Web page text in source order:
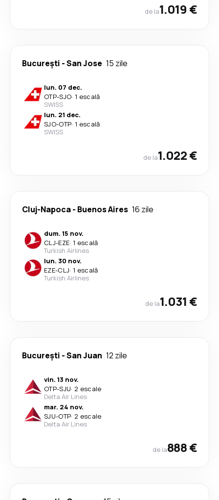
de la1.019 €
București -San Jose 15 zile
lun. 07 dec.
OTP-SJO· 1 escală
SWISS
lun. 21 dec.
SJO-OTP· 1 escală
SWISS
de la1.022 €
Cluj-Napoca- Buenos Aires 16 zile
dum. 15 nov.
CLJ-EZE· 1 escală
Turkish Airlines
lun. 30 nov.
EZE-CLJ· 1 escală
Turkish Airlines
de la1.031 €
București -San Juan 12 zile
vin. 13 nov.
OTP-SJU· 2 escale
Delta Air Lines
mar. 24 nov.
SJU-OTP· 2 escale
Delta Air Lines
de la888 €